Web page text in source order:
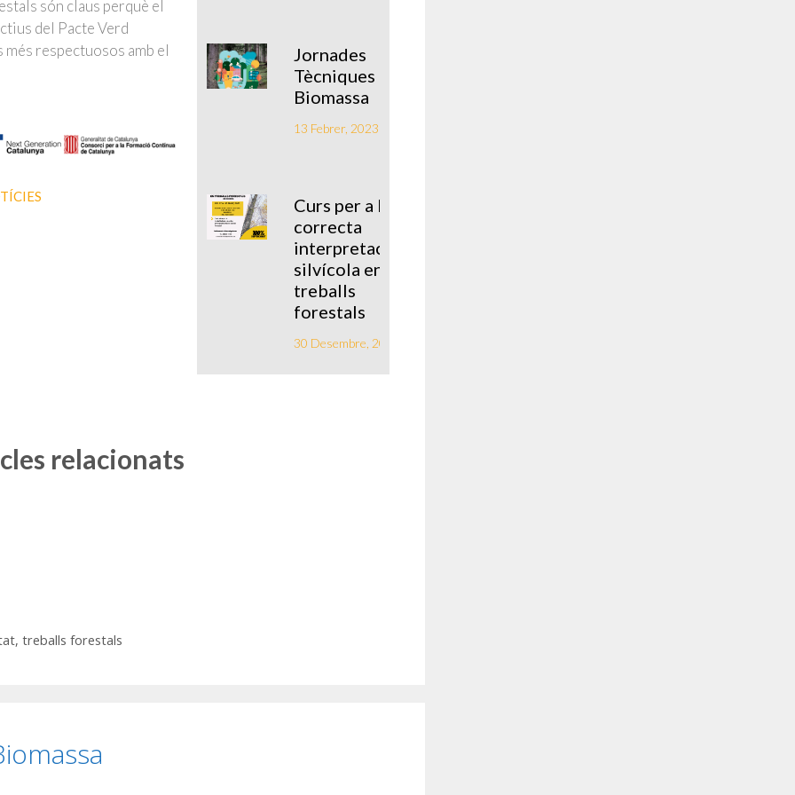
són claus perquè el
del Pacte Verd
respectuosos amb el
Jornades
Tècniques
Biomassa
13 Febrer, 2023
Curs per a la
correcta
interpretació
silvícola en
treballs
forestals
30 Desembre, 2022
relacionats
, treballs forestals